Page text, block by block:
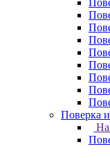
Поверка